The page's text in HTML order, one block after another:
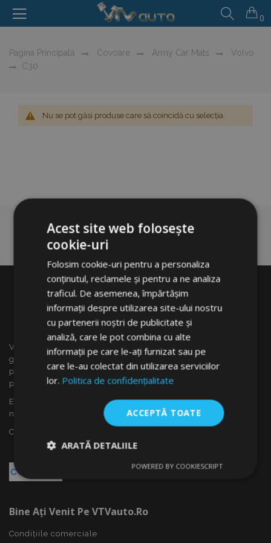
0
Pagina Principală Covoare Army Car Mats
Volvo
C30
Nu se pot găsi produse care să coincidă cu selecția.
VTVauto este un vânzător cu amănuntul și distrubuitor en
gros al accesoriilor auto din Slovacia, cum ar fi: capace
pentru roti, deflectoare pentru geamuri(paravînturi), huse
pentru autoturisme, covorașe, huse și rame cromate ...
Ești interesat de dropshipping sau vrei să devii partenerul
nostru?
Contactează-ne azi!
Bine Ați Venit Pe VTVauto.ro
Condițiile comerciale
Acest site web folosește
cookie-uri
Folosim cookie-uri pentru a personaliza
conținutul, reclamele și pentru a ne analiza
traficul. De asemenea, împărtășim
informații despre utilizarea site-ului nostru
cu partenerii noștri de publicitate și
analiză, care le pot combina cu alte
informații pe care le-ați furnizat sau pe
care le-au colectat din utilizarea serviciilor
lor. Politica de confidențialitate
ACCEPTĂ TOATE
ARATĂ DETALIILE
necesare
De
De
POWERED BY COOKIESCRIPT